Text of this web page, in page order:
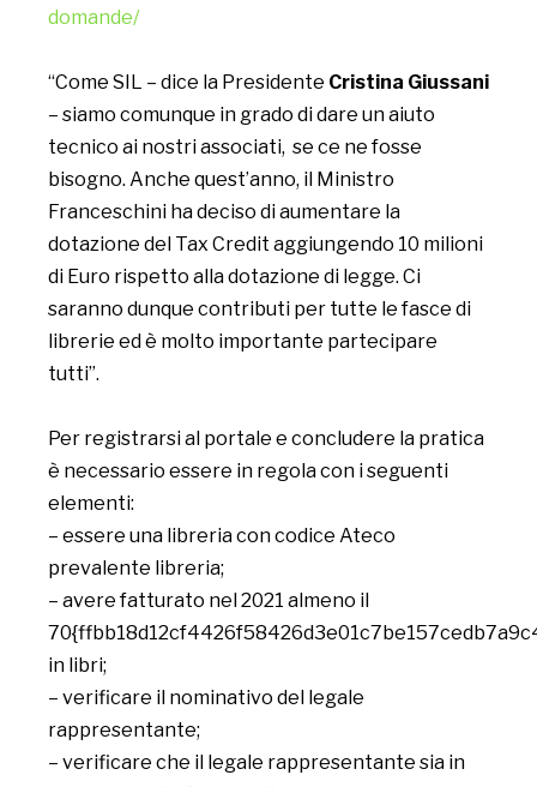
domande/
“Come SIL – dice la Presidente Cristina Giussani
– siamo comunque in grado di dare un aiuto
tecnico ai nostri associati, se ce ne fosse
bisogno. Anche quest’anno, il Ministro
Franceschini ha deciso di aumentare la
dotazione del Tax Credit aggiungendo 10 milioni
di Euro rispetto alla dotazione di legge. Ci
saranno dunque contributi per tutte le fasce di
librerie ed è molto importante partecipare
tutti”.
Per registrarsi al portale e concludere la pratica
è necessario essere in regola con i seguenti
elementi:
– essere una libreria con codice Ateco
prevalente libreria;
– avere fatturato nel 2021 almeno il
in libri;
– verificare il nominativo del legale
rappresentante;
– verificare che il legale rappresentante sia in